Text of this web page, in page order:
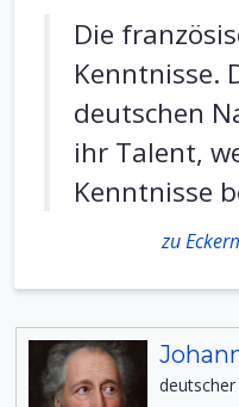
Die
Kenntnisse.
deutschen
ihr Talent,
Kenntnisse
zu